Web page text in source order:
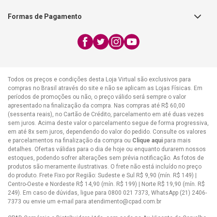
WhatsApp:
atendimento@cpad.com.br
Formas de Pagamento
Todos os preços e condições desta Loja Virtual são exclusivos para
compras no Brasil através do site e não se aplicam as Lojas Físicas. Em
períodos de promoções ou não, o preço válido será sempre o valor
apresentado na finalização da compra. Nas compras até R$ 60,00
(sessenta reais), no Cartão de Crédito, parcelamento em até duas vezes
sem juros. Acima deste valor o parcelamento segue de forma progressiva,
em até 8x sem juros, dependendo do valor do pedido. Consulte os valores
e parcelamentos na finalização da compra ou Clique aqui para mais
detalhes. Ofertas válidas para o dia de hoje ou enquanto durarem nossos
estoques, podendo sofrer alterações sem prévia notificação. As fotos de
produtos são meramente ilustrativas. O frete não está incluído no preço
do produto. Frete Fixo por Região: Sudeste e Sul R$ 9,90 (mín. R$ 149) |
Centro-Oeste e Nordeste R$ 14,90 (mín. R$ 199) | Norte R$ 19,90 (mín. R$
249). Em caso de dúvidas, ligue para 0800 021 7373, WhatsApp (21) 2406-
7373 ou envie um e-mail para atendimento@cpad.com.br